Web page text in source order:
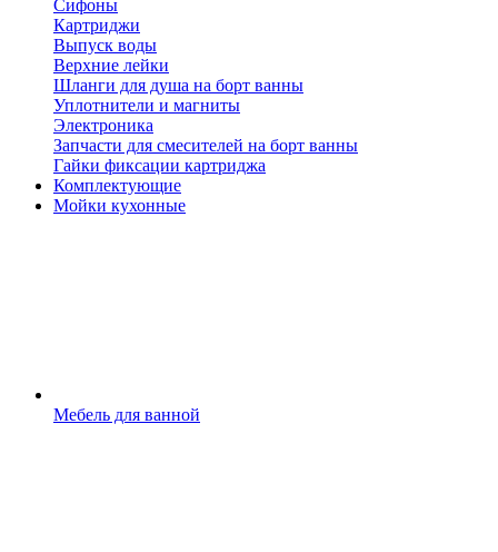
Сифоны
Картриджи
Выпуск воды
Верхние лейки
Шланги для душа на борт ванны
Уплотнители и магниты
Электроника
Запчасти для смесителей на борт ванны
Гайки фиксации картриджа
Комплектующие
Мойки кухонные
Мебель для ванной